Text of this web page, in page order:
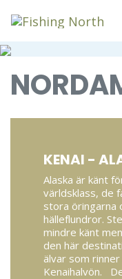
Hoppa till innehållet
KENAI -
Alaska är känt
världsklass, de
stora öringarna
hälleflundror.
mindre känt
den här
älvar som rinner
Kenaihalvön.